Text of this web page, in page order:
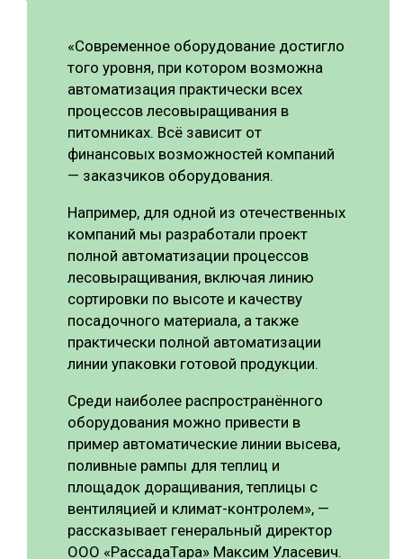
«Современное оборудование достигло
того уровня, при котором возможна
автоматизация практически всех
процессов лесовыращивания в
питомниках. Всё зависит от
финансовых возможностей компаний
— заказчиков оборудования.
Например, для одной из отечественных
компаний мы разработали проект
полной автоматизации процессов
лесовыращивания, включая линию
сортировки по высоте и качеству
посадочного материала, а также
практически полной автоматизации
линии упаковки готовой продукции.
Среди наиболее распространённого
оборудования можно привести в
пример автоматические линии высева,
поливные рампы для теплиц и
площадок доращивания, теплицы с
вентиляцией и климат-контролем», —
рассказывает генеральный директор
ООО «РассадаТара» Максим Уласевич.